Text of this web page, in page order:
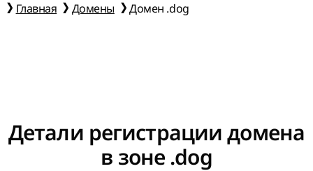
Главная Домены Домен .dog
Детали регистрации домена
в зоне .dog